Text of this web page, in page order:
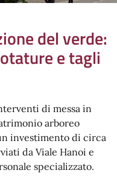
del verde:
e tagli
di messa in
arboreo
investimento di circa
da Viale Hanoi e
specializzato.